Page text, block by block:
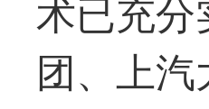
团、上